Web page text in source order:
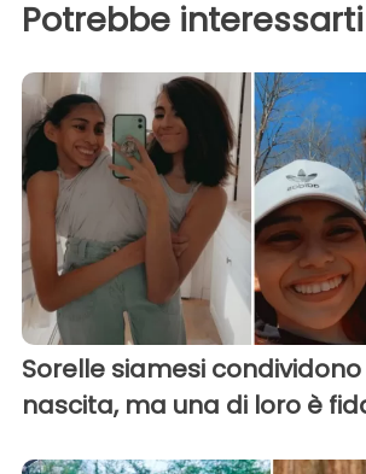
Potrebbe
Sorelle siamesi
nascita, ma una di loro è